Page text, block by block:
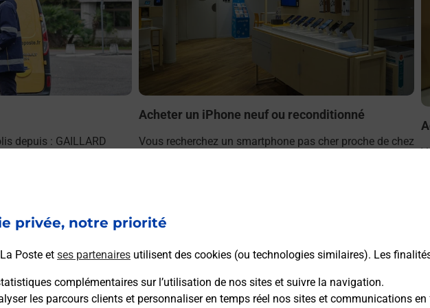
privée, notre priorité
Poste et ses partenaires utilisent des cookies (ou technologies similaires). Les
complémentaires sur l’utilisation de nos sites et suivre la navigation.
les parcours clients et personnaliser en temps réel nos sites et communications
depuis : GAILLARD
Acheter un iPhone neuf ou reconditionné
Vous recherchez un smartphone pas cher proche de chez